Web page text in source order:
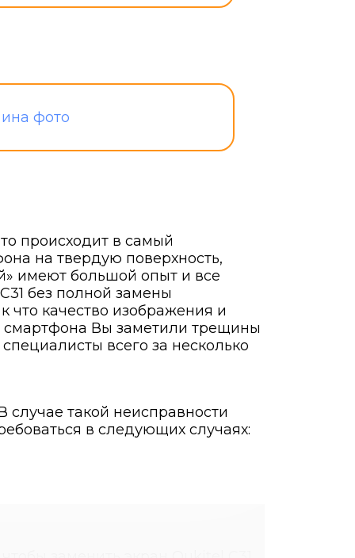
происходит в самый
на твердую поверхность,
имеют большой опыт и все
без полной замены
что качество изображения и
смартфона Вы заметили трещины
всего за несколько
такой неисправности
в следующих случаях: